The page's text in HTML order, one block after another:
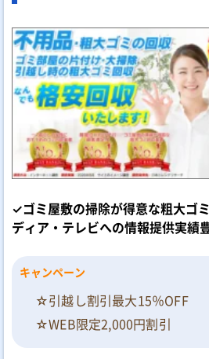
✓ゴミ屋敷の掃除が得意な粗大ゴ
ディア・テレビへの情報提供実績
キャンペーン
☆引越し割引最大15％OFF
☆WEB限定2,000円割引